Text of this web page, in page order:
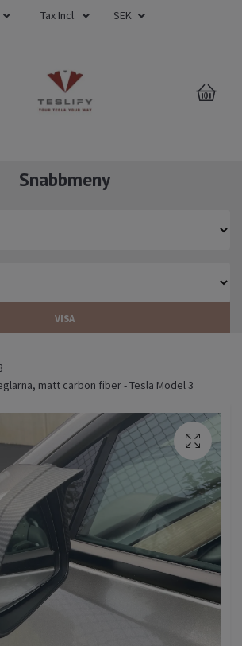
Tax Incl. SEK
0
Snabbmeny
VISA
matt carbon fiber - Tesla Model 3